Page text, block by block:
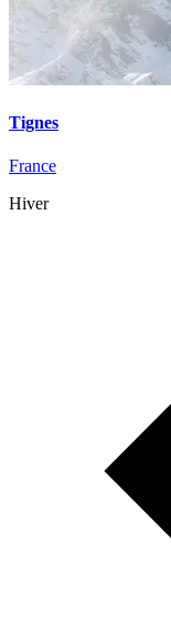
Tignes
France
Hiver